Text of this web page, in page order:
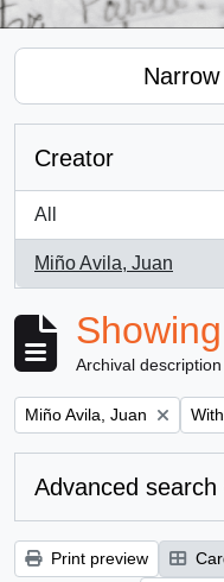
Creator
All
Miño Avila, Juan
, 1 results
Archival description
Remove filter:
Miño Avila, Juan
Advanced search
Print preview